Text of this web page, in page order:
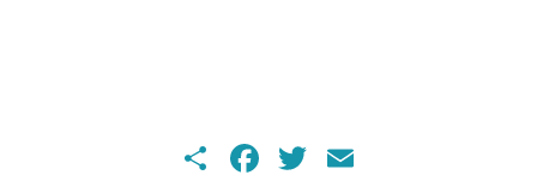
ShareFacebook
Twitter